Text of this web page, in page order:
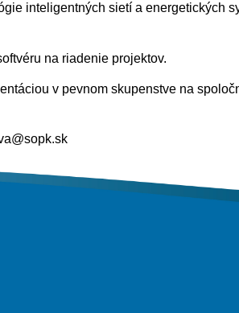
inteligentných sietí a energetických
na riadenie projektov.
v pevnom skupenstve na